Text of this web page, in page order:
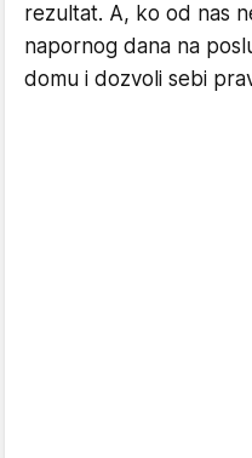
rezultat. A, ko od nas
napornog dana na
domu i dozvoli sebi